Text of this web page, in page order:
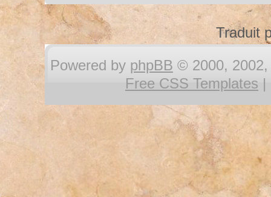
Traduit
Powered by phpBB © 2000, 2002,
Free CSS Templates |